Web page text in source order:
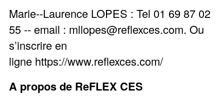
Marie-­‐Laurence LOPES : Tel 01 69 87 02
55 -­‐ email : mllopes@reflexces.com. Ou
s’inscrire en
ligne https://www.reflexces.com/
A propos de ReFLEX CES